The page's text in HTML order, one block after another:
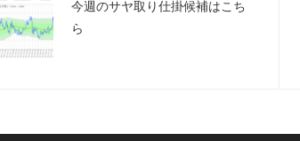
今週のサヤ取り仕掛候補はこち
ら